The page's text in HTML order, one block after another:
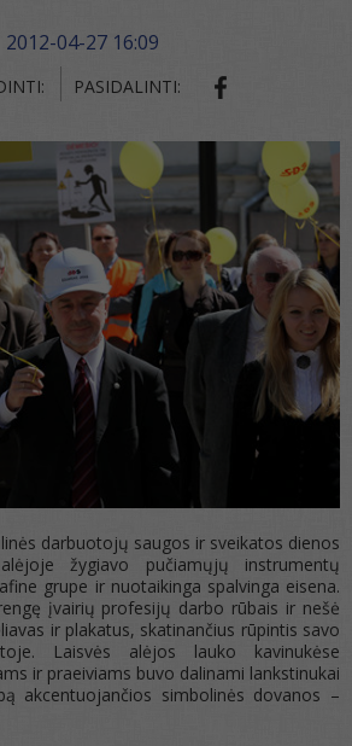
2012-04-27 16:09
PASIDALINTI:
darbuotojų saugos ir sveikatos dienos
žygiavo pučiamųjų instrumentų
grupe ir nuotaikinga spalvinga eisena.
įvairių profesijų darbo rūbais ir nešė
ir plakatus, skatinančius rūpintis savo
Laisvės alėjos lauko kavinukėse
ir praeiviams buvo dalinami lankstinukai
akcentuojančios simbolinės dovanos –